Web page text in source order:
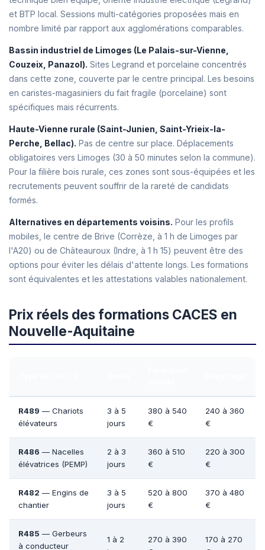
et BTP local. Sessions multi-catégories proposées mais en
nombre limité par rapport aux agglomérations comparables.
Bassin industriel de Limoges (Le Palais-sur-Vienne,
Couzeix, Panazol). Sites Legrand et porcelaine concentrés
dans cette zone, couverte par le centre principal. Les besoins
en caristes-magasiniers du fait fragile (porcelaine) sont
spécifiques mais récurrents.
Haute-Vienne rurale (Saint-Junien, Saint-Yrieix-la-
Perche, Bellac). Pas de centre sur place. Déplacements
obligatoires vers Limoges (30 à 50 minutes selon la commune).
Pour la filière bois rurale, ces zones sont sous-équipées et les
recrutements peuvent souffrir de la rareté de candidats
formés.
Alternatives en départements voisins. Pour les profils
mobiles, le centre de Brive (Corrèze, à 1 h de Limoges par
l'A20) ou de Châteauroux (Indre, à 1 h 15) peuvent être des
options pour éviter les délais d'attente longs. Les formations
sont équivalentes et les attestations valables nationalement.
Prix réels des formations CACES en
Nouvelle-Aquitaine
R489 — Chariots
élévateurs
3 à 5
jours
380 à 540
€
240 à 360
€
R486 — Nacelles
élévatrices (PEMP)
2 à 3
jours
360 à 510
€
220 à 300
€
R482 — Engins de
chantier
3 à 5
jours
520 à 800
€
370 à 480
€
R485 — Gerbeurs
à conducteur
1 à 2
270 à 390
170 à 270